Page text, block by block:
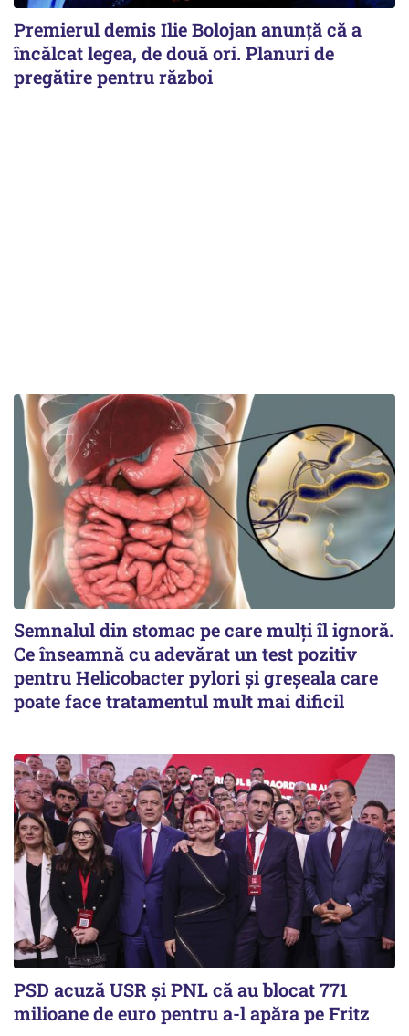
Premierul demis Ilie Bolojan anunță că a
încălcat legea, de două ori. Planuri de
pregătire pentru război
Semnalul din stomac pe care mulți îl ignoră.
Ce înseamnă cu adevărat un test pozitiv
pentru Helicobacter pylori și greșeala care
poate face tratamentul mult mai dificil
PSD acuză USR și PNL că au blocat 771
milioane de euro pentru a-l apăra pe Fritz